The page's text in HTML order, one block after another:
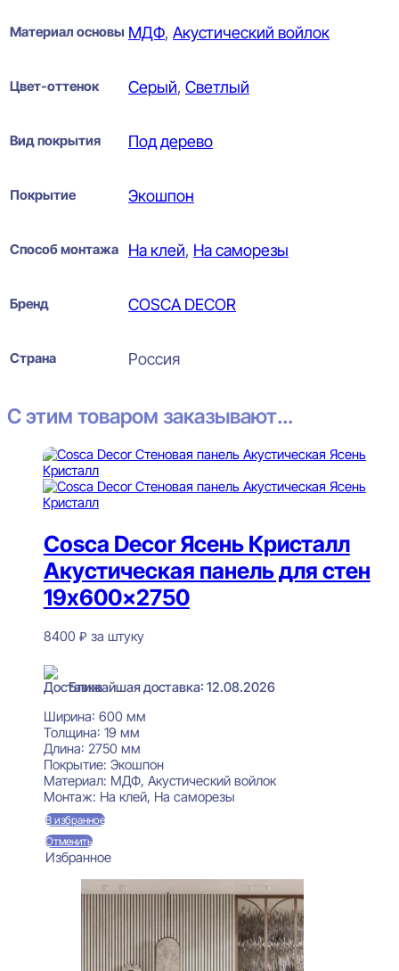
Материал основы МДФ, Акустический войлок
Цвет-оттенок Серый, Светлый
Вид покрытия Под дерево
Покрытие Экошпон
Способ монтажа На клей, На саморезы
Бренд COSCA DECOR
Страна Россия
С этим товаром заказывают...
Cosca Decor Ясень Кристалл
Акустическая панель для стен
19x600x2750
8400 ₽ за штуку
Ближайшая доставка: 12.08.2026
Ширина: 600 мм
Толщина: 19 мм
Длина: 2750 мм
Покрытие: Экошпон
Материал: МДФ, Акустический войлок
Монтаж: На клей, На саморезы
В избранное
Отменить
Избранное